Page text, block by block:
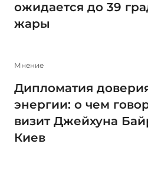
ожидается до 39
жары
Мнение
Дипломатия
энергии: о чем
визит Джейхуна
Киев